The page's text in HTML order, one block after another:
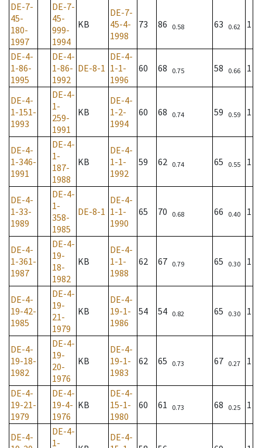
DE-7-
45-
180-
1997
DE-7-
45-
999-
1994
KB
DE-7-
45-4-
1998
73 86 0.58 63 0.62 1
DE-4-
1-86-
1995
DE-4-
1-86-
1992
DE-8-1
DE-4-
1-1-
1996
60 68 0.75 58 0.66 1
DE-4-
1-151-
1993
DE-4-
1-
259-
1991
KB
DE-4-
1-2-
1994
60 68 0.74 59 0.59 1
DE-4-
1-346-
1991
DE-4-
1-
187-
1988
KB
DE-4-
1-1-
1992
59 62 0.74 65 0.55 1
DE-4-
1-33-
1989
DE-4-
1-
358-
1985
DE-8-1
DE-4-
1-1-
1990
65 70 0.68 66 0.40 1
DE-4-
1-361-
1987
DE-4-
19-
18-
1982
KB
DE-4-
1-1-
1988
62 67 0.79 65 0.30 1
DE-4-
19-42-
1985
DE-4-
19-
21-
1979
KB
DE-4-
19-1-
1986
54 54 0.82 65 0.30 1
DE-4-
19-18-
1982
DE-4-
19-
20-
1976
KB
DE-4-
19-1-
1983
62 65 0.73 67 0.27 1
DE-4-
19-21-
1979
DE-4-
19-4-
1976
KB
DE-4-
15-1-
1980
60 61 0.73 68 0.25 1
DE-4-
DE-4-
1-
DE-4-